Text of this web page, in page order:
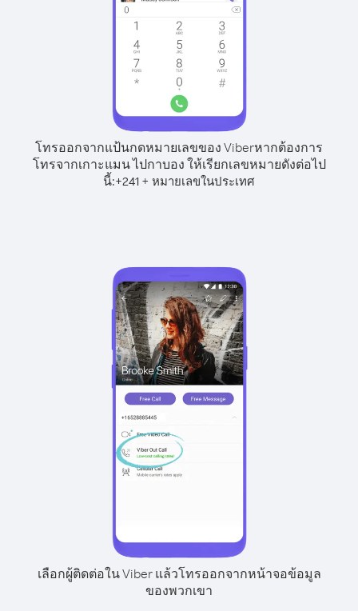
โทรออกจากแป้นกดหมายเลขของ Viberหากต้องการ
โทรจากเกาะแมน ไปกาบอง ให้เรียกเลขหมายดังต่อไป
นี้:+241 + หมายเลขในประเทศ
เลือกผู้ติดต่อใน Viber แล้วโทรออกจากหน้าจอข้อมูล
ของพวกเขา